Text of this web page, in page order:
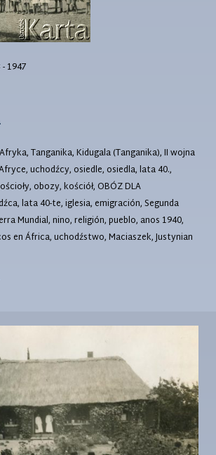
1947
Tanganika, Kidugala (Tanganika), II wojna
uchodźcy, osiedle, osiedla, lata 40.,
obozy, kościół, OBÓZ DLA
lata 40-te, iglesia, emigración, Segunda
Mundial, nino, religión, pueblo, anos 1940,
en África, uchodźstwo, Maciaszek, Justynian